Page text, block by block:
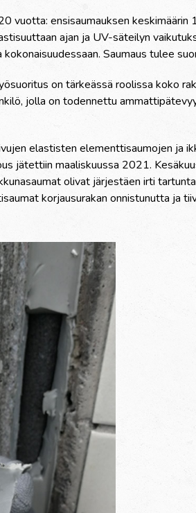
vuotta: ensisaumauksen
ajan ja UV-säteilyn
Saumaus tulee
on tärkeässä roolissa koko
jolla on todennettu
elastisten elementtisaumojen ja
jätettiin maaliskuussa 2021.
olivat järjestäen irti
korjausurakan onnistunutta ja